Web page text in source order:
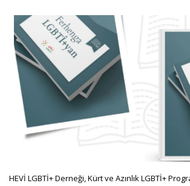
HEVİ LGBTİ+ Derneği, Kürt ve Azınlık LGBTİ+